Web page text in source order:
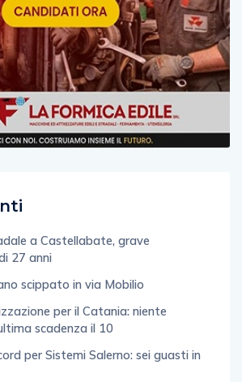
a Castellabate, grave
27 anni
scippato in via Mobilio
per il Catania: niente
scadenza il 10
per Sistemi Salerno: sei guasti in